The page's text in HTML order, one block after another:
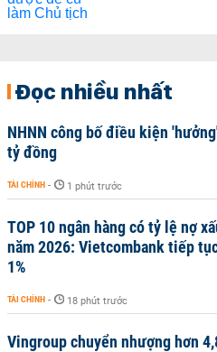
Đọc nhiều nhất
NHNN công bố điều kiện
tỷ đồng
TÀI CHÍNH - 1 phút trước
TOP 10 ngân hàng có tỷ lệ nợ
năm 2026: Vietcombank tiếp
1%
TÀI CHÍNH - 18 phút trước
Vingroup chuyển nhượng hơn